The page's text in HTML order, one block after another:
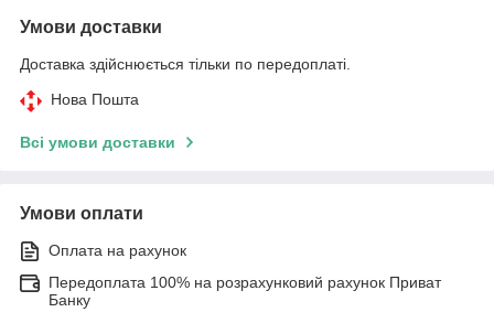
Умови доставки
Доставка здійснюється тільки по передоплаті.
Нова Пошта
Всі умови доставки
Умови оплати
Оплата на рахунок
Передоплата 100% на розрахунковий рахунок Приват
Банку